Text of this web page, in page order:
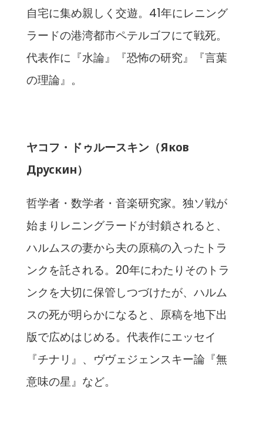
自宅に集め親しく交遊。41年にレニング
ラードの港湾都市ペテルゴフにて戦死。
代表作に『水論』『恐怖の研究』『言葉
の理論』。
ヤコフ・ドゥルースキン（Яков
Друскин）
哲学者・数学者・音楽研究家。独ソ戦が
始まりレニングラードが封鎖されると、
ハルムスの妻から夫の原稿の入ったトラ
ンクを託される。20年にわたりそのトラ
ンクを大切に保管しつづけたが、ハルム
スの死が明らかになると、原稿を地下出
版で広めはじめる。代表作にエッセイ
『チナリ』、ヴヴェジェンスキー論『無
意味の星』など。